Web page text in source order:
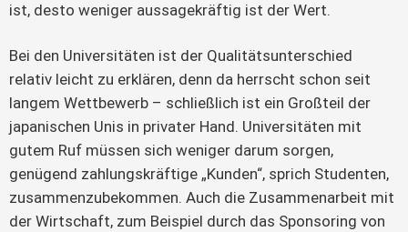
ist, desto weniger aussagekräftig ist der Wert.
Bei den Universitäten ist der Qualitätsunterschied
relativ leicht zu erklären, denn da herrscht schon seit
langem Wettbewerb – schließlich ist ein Großteil der
japanischen Unis in privater Hand. Universitäten mit
gutem Ruf müssen sich weniger darum sorgen,
genügend zahlungskräftige „Kunden“, sprich Studenten,
zusammenzubekommen. Auch die Zusammenarbeit mit
der Wirtschaft, zum Beispiel durch das Sponsoring von